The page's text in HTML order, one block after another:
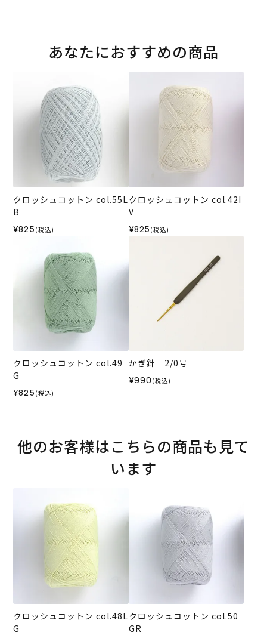
あなたにおすすめの商品
クロッシュコットン col.55L
B
¥825 (税込)
クロッシュコットン col.42I
V
¥825 (税込)
クロッシュコットン col.49
G
¥825 (税込)
かぎ針 2/0号
¥990 (税込)
他のお客様はこちらの商品も見て
います
クロッシュコットン col.48L
G
クロッシュコットン col.50
GR